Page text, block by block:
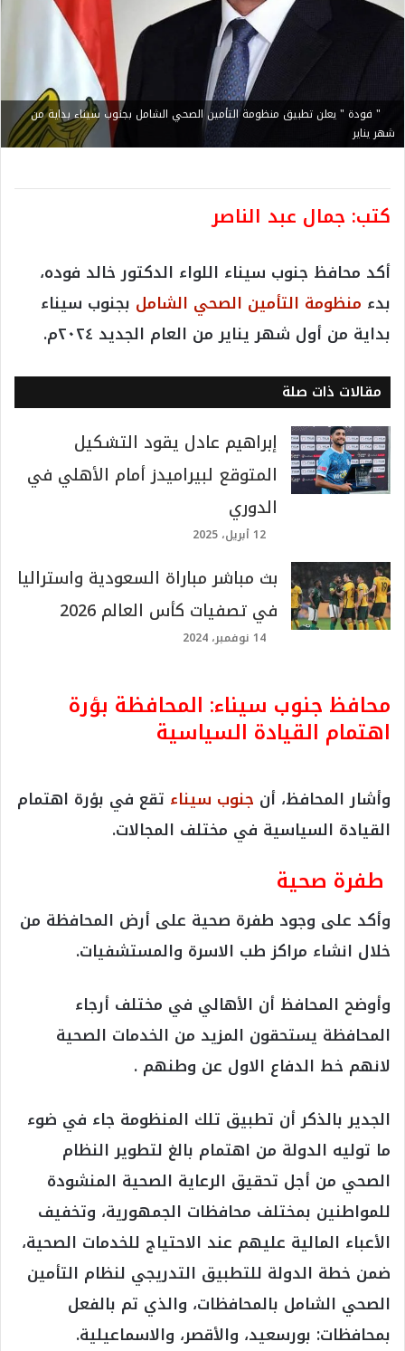
" فودة " يعلن تطبيق منظومة التأمين الصحي الشامل بجنوب سيناء بداية من
شهر يناير
كتب: جمال عبد الناصر
أكد محافظ جنوب سيناء اللواء الدكتور خالد فوده،
بدء منظومة التأمين الصحي الشامل بجنوب سيناء
بداية من أول شهر يناير من العام الجديد ٢٠٢٤م.
مقالات ذات صلة
إبراهيم عادل يقود التشكيل
المتوقع لبيراميدز أمام الأهلي في
الدوري
12 أبريل، 2025
بث مباشر مباراة السعودية واستراليا
في تصفيات كأس العالم 2026
14 نوفمبر، 2024
محافظ جنوب سيناء: المحافظة بؤرة
اهتمام القيادة السياسية
وأشار المحافظ، أن جنوب سيناء تقع في بؤرة اهتمام
القيادة السياسية في مختلف المجالات.
طفرة صحية
وأكد على وجود طفرة صحية على أرض المحافظة من
خلال انشاء مراكز طب الاسرة والمستشفيات.
وأوضح المحافظ أن الأهالي في مختلف أرجاء
المحافظة يستحقون المزيد من الخدمات الصحية
لانهم خط الدفاع الاول عن وطنهم .
الجدير بالذكر أن تطبيق تلك المنظومة جاء في ضوء
ما توليه الدولة من اهتمام بالغ لتطوير النظام
الصحي من أجل تحقيق الرعاية الصحية المنشودة
للمواطنين بمختلف محافظات الجمهورية، وتخفيف
الأعباء المالية عليهم عند الاحتياج للخدمات الصحية،
ضمن خطة الدولة للتطبيق التدريجي لنظام التأمين
الصحي الشامل بالمحافظات، والذي تم بالفعل
بمحافظات: بورسعيد، والأقصر، والاسماعيلية.